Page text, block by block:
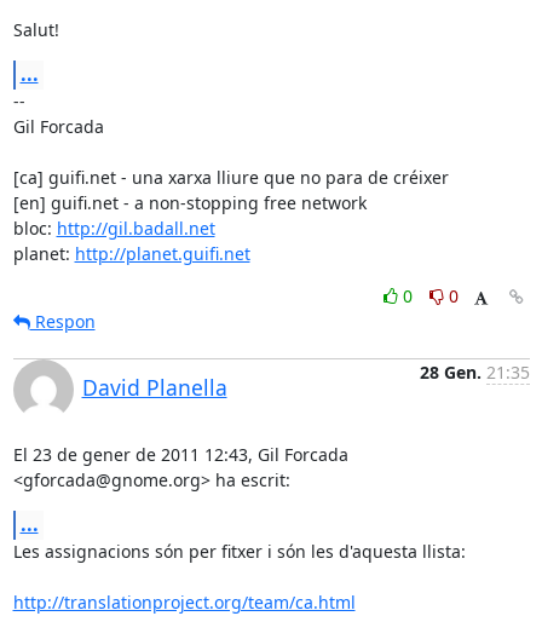
Salut!
...
--
Gil Forcada
[ca] guifi.net - una xarxa lliure que no para de créixer
[en] guifi.net - a non-stopping free network
bloc: http://gil.badall.net
planet: http://planet.guifi.net
0
0
Respon
David Planella
28 Gen. 21:35
El 23 de gener de 2011 12:43, Gil Forcada
<gforcada@gnome.org> ha escrit:
...
Les assignacions són per fitxer i són les d'aquesta llista:
http://translationproject.org/team/ca.html